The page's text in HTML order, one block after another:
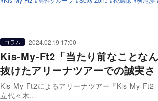
コラム 2024.02.19 17:00
Kis-My-Ft2「当たり前なことな
抜けたアリーナツアーでの誠実さ
Kis-My-Ft2によるアリーナツアー『Kis-My-
立代々木…